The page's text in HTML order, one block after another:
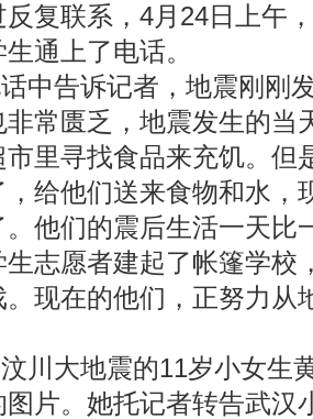
复联系，4月24日上午
通上了电话。
告诉记者，地震刚刚
常匮乏，地震发生的当
里寻找食品来充饥。但
，给他们送来食物和水，
他们的震后生活一天比
生志愿者建起了帐篷学校
现在的他们，正努力从
大地震的11岁小女生
片。她托记者转告武汉